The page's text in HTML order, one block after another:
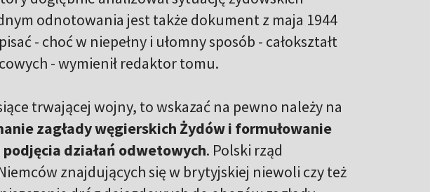
odnotowania jest także dokument z maja 1944
- choć w niepełny i ułomny sposób - całokształt
- wymienił redaktor tomu.
trwającej wojny, to wskazać na pewno należy na
zagłady węgierskich Żydów i formułowanie
działań odwetowych. Polski rząd
znajdujących się w brytyjskiej niewoli czy też